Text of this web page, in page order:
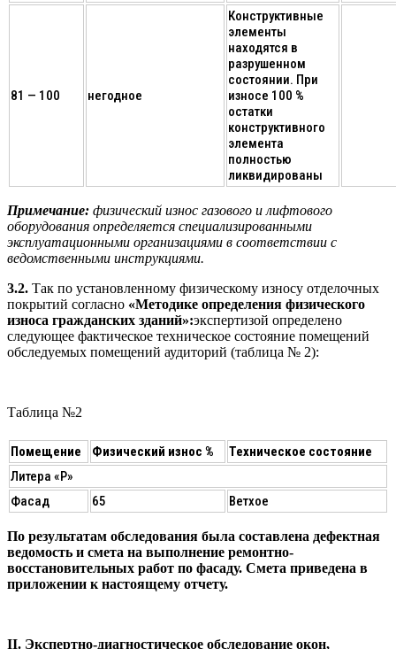
81 — 100 негодное
Конструктивные
элементы
находятся в
разрушенном
состоянии. При
износе 100 %
остатки
конструктивного
элемента
полностью
ликвидированы
Примечание: физический износ газового и лифтового
оборудования определяется специализированными
эксплуатационными организациями в соответствии с
ведомственными инструкциями.
3.2. Так по установленному физическому износу отделочных
покрытий согласно «Методике определения физического
износа гражданских зданий»:экспертизой определено
следующее фактическое техническое состояние помещений
обследуемых помещений аудиторий (таблица № 2):
Таблица №2
Помещение Физический износ %
Техническое состояние
Литера «Р»
Фасад
65 Ветхое
По результатам обследования была составлена дефектная
ведомость и смета на выполнение ремонтно-
восстановительных работ по фасаду. Смета приведена в
приложении к настоящему отчету.
II. Экспертно-диагностическое обследование окон,